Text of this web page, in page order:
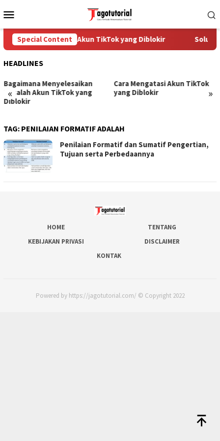
to
Menu
Special Content
Cara Mengatasi Akun TikTok yang Diblokir Solusi
HEADLINES
« »
Bagaimana Menyelesaikan
Masalah Akun TikTok yang
Diblokir
Cara Mengatasi Akun TikTok
yang Diblokir
TAG: PENILAIAN FORMATIF ADALAH
Penilaian Formatif dan Sumatif Pengertian,
Tujuan serta Perbedaannya
HOME
TENTANG
KEBIJAKAN PRIVASI
DISCLAIMER
KONTAK
Powered by https://jagotutorial.com/ © Copyright 2022